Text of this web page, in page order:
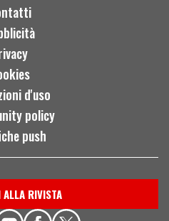
d'uso
policy
push
ALLA RIVISTA